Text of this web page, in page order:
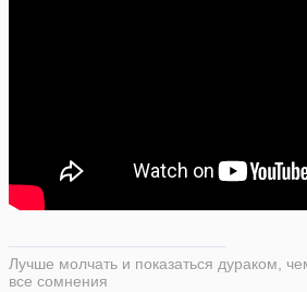
Лучше молчать и показаться дураком,
все сомнения